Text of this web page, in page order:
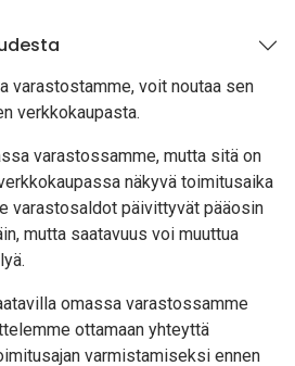
varastostamme, voit noutaa sen
verkkokaupasta.
varastossamme, mutta sitä on
näkyvä toimitusaika
varastosaldot päivittyvät pääosin
mutta saatavuus voi muuttua
omassa varastossamme
ottamaan yhteyttä
varmistamiseksi ennen